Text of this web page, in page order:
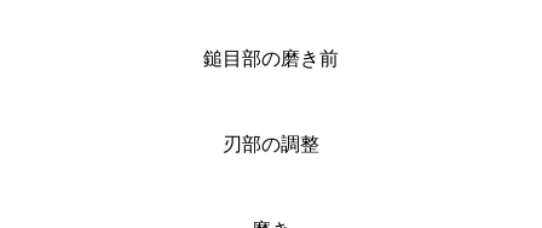
鎚目部の磨き前
刃部の調整